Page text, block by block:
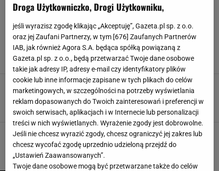
LORDSY
Lordsy w najmodniejszym kolorze wróciły na
wyprzedaż w Eobuwie. Tej jesieni liczą się tylko
one
Magdalena Pastwa,2 PAŹDZIERNIKA 2025, 06:30
Buty na lato 2024. Jakie modele będą królować
na ulicach w tym sezonie?
Julia Perkowska, 11 CZERWCA 2024, 14:48
POPULARNE NAJNOWSZE
Droga Użytkowniczko, Drogi Użytkowniku,
jeśli wyrazisz zgodę klikając „Akceptuję”, Gazeta.pl sp. z o.o.
oraz jej Zaufani Partnerzy, w tym [676] Zaufanych Partnerów
IAB, jak również Agora S.A. będąca spółką powiązaną z
Gazeta.pl sp. z o.o., będą przetwarzać Twoje dane osobowe
takie jak adresy IP, adresy e-mail czy identyfikatory plików
cookie lub inne informacje zapisane w tych plikach do celów
marketingowych, w szczególności na potrzeby wyświetlania
reklam dopasowanych do Twoich zainteresowań i preferencji w
swoich serwisach, aplikacjach i w Internecie lub personalizacji
treści w nich wyświetlanych. Wyrażenie zgody jest dobrowolne.
Jeśli nie chcesz wyrazić zgody, chcesz ograniczyć jej zakres lub
chcesz wycofać zgodę uprzednio udzieloną przejdź do
„Ustawień Zaawansowanych”.
Twoje dane osobowe mogą być przetwarzane także do celów